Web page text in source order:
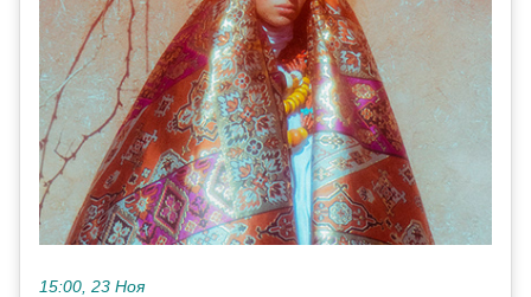
15:00, 23 Ноя